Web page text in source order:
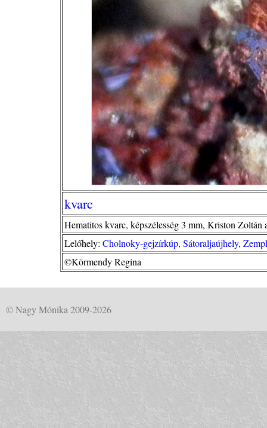
kvarc
Hematitos kvarc, képszélesség 3 mm, Kriston Zoltán
Lelőhely: Cholnoky-gejzírkúp, Sátoraljaújhely,
©Körmendy Regina
© Nagy Mónika 2009-2026